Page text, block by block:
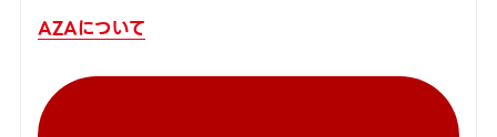
AZAについて